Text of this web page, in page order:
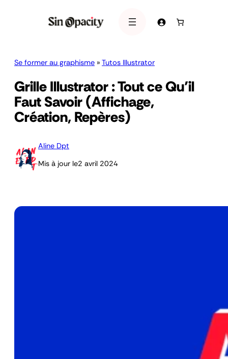
Se former au graphisme » Tutos Illustrator
Grille Illustrator : Tout ce Qu’il
Faut Savoir (Affichage,
Création, Repères)
Aline Dpt
Mis à jour le2 avril 2024